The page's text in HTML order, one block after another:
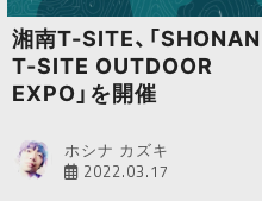
湘南T-SITE、「SHONAN
T-SITE OUTDOOR
EXPO」を開催
ホシナ カズキ
2022.03.17